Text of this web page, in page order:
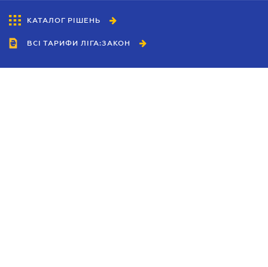
КАТАЛОГ РІШЕНЬ
ВСІ ТАРИФИ ЛІГА:ЗАКОН